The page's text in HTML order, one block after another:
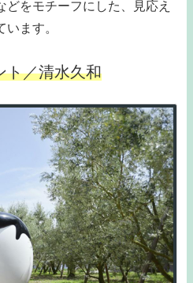
をモチーフにした、見応え
ます。
ト／清水久和